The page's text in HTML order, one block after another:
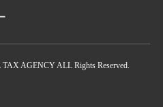
AGENCY ALL Rights Reserved.